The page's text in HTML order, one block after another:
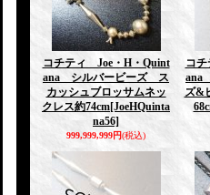
コチティ Joe・H・Quint
ana シルバービーズ ス
カッシュブロッサムネッ
クレス約74cm[JoeHQuinta
na56]
999,999,999円(税込)
コ
ana
ズ&